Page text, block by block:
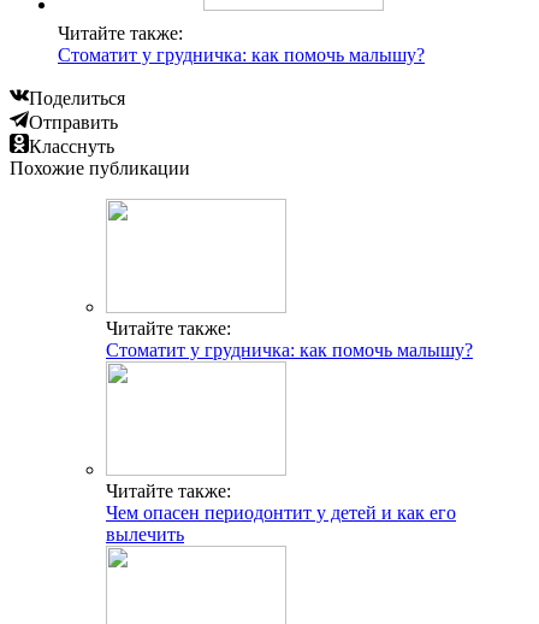
Читайте также:
Стоматит у грудничка: как помочь малышу?
Поделиться
Отправить
Класснуть
Похожие публикации
Читайте также:
Стоматит у грудничка: как помочь малышу?
Читайте также:
Чем опасен периодонтит у детей и как его
вылечить